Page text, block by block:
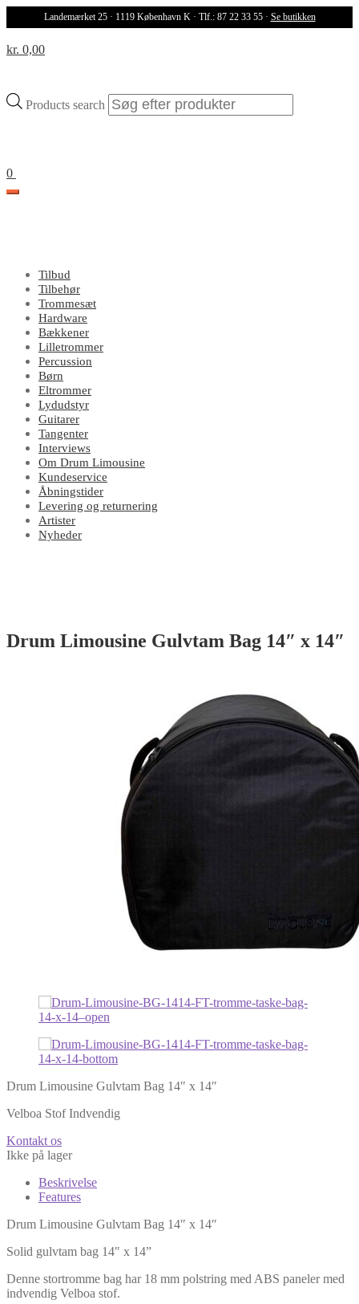
Landemærket 25 · 1119 København K · Tlf.: 87 22 33 55 · Se butikken
Products search
kr. 0,00
0
Tilbud
Tilbehør
Trommesæt
Hardware
Bækkener
Lilletrommer
Percussion
Børn
Eltrommer
Lydudstyr
Guitarer
Tangenter
Interviews
Om Drum Limousine
Kundeservice
Åbningstider
Levering og returnering
Artister
Nyheder
Drum Limousine Gulvtam Bag 14″ x 14″
Drum Limousine Gulvtam Bag 14″ x 14″
Velboa Stof Indvendig
Kontakt os
Ikke på lager
Beskrivelse
Features
Drum Limousine Gulvtam Bag 14″ x 14″
Solid gulvtam bag 14″ x 14”
Denne stortromme bag har 18 mm polstring med ABS paneler med
indvendig Velboa stof.